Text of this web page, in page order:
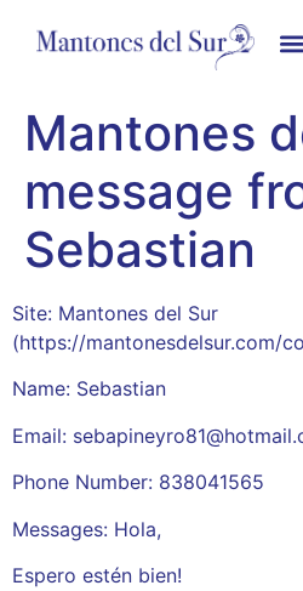
Mantones
message
Sebastian
Site: Mantones del Sur
(https://mantonesdelsur.com/
Name: Sebastian
Email:
Phone Number: 838041565
Messages: Hola,
Espero estén bien!